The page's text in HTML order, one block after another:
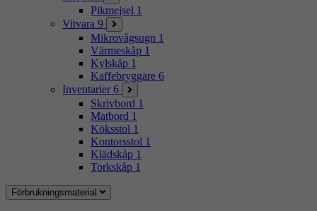
Pikmejsel 1
Vitvara 9
Mikrovågsugn 1
Värmeskåp 1
Kylskåp 1
Kaffebryggare 6
Inventarier 6
Skrivbord 1
Matbord 1
Köksstol 1
Kontorsstol 1
Klädskåp 1
Torkskåp 1
Förbrukningsmaterial